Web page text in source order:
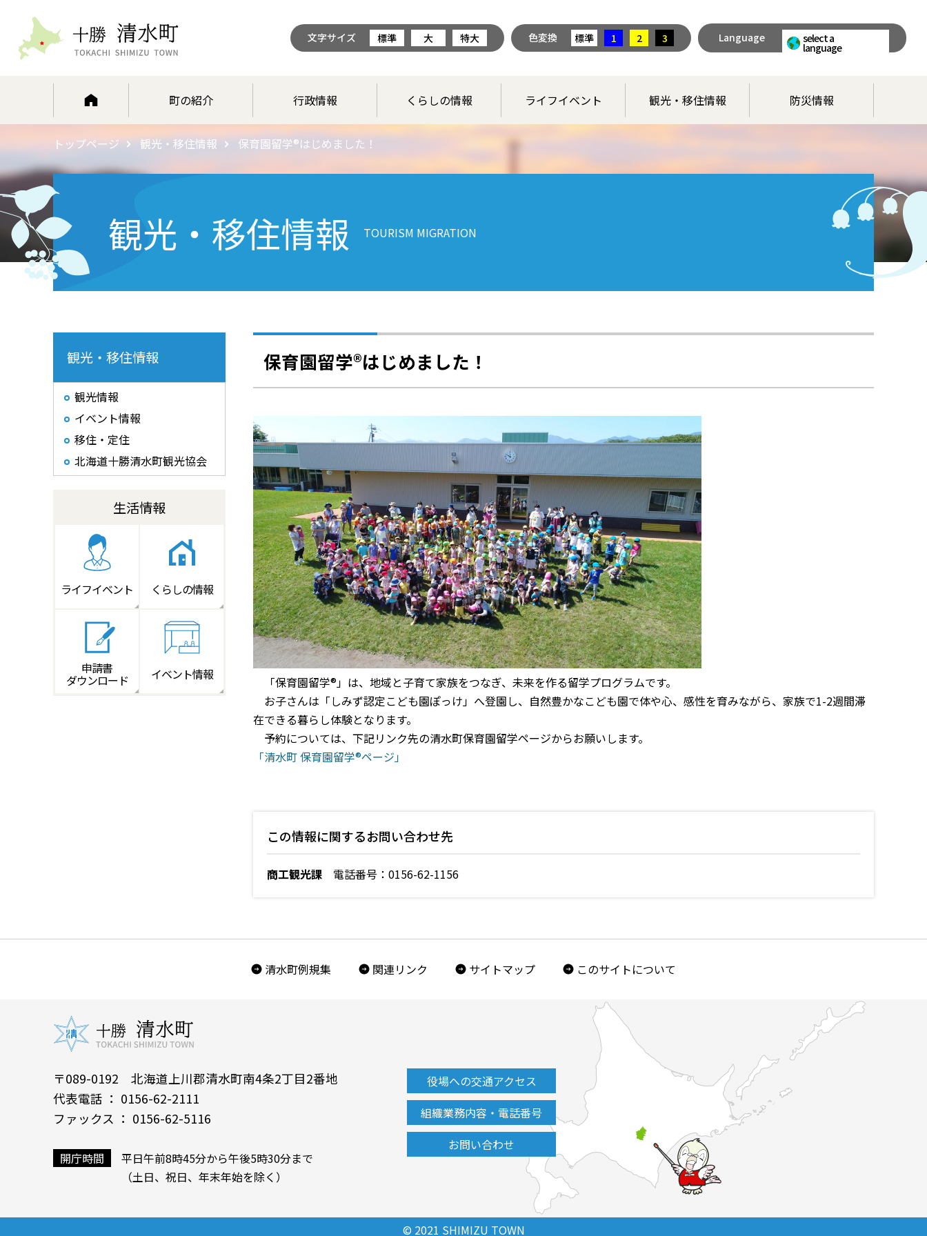
文字サイズ 標準 大 特大 色変換 標準 1 2 3 Language select a
language
町の紹介 行政情報 くらしの情報 ライフイベント 観光・移住情報 防災情報
トップページ 観光・移住情報 保育園留学®はじめました！
観光・移住情報 TOURISM MIGRATION
観光・移住情報
観光情報
イベント情報
移住・定住
北海道十勝清水町観光協会
生活情報
ライフイベント くらしの情報
申請書
ダウンロード イベント情報
保育園留学®はじめました！
「保育園留学®️」は、 地域と子育て家族をつなぎ、未来を作る留学プログラムです。
お子さんは「しみず認定こども園ぽっけ」へ登園し、自然豊かなこども園で体や心、感性を育みながら、家族で1-2週間滞
在できる暮らし体験となります。
予約については、下記リンク先の清水町保育園留学ページからお願いします。
「清水町 保育園留学®ページ」
この情報に関するお問い合わせ先
商工観光課 電話番号：0156-62-1156
清水町例規集 関連リンク サイトマップ このサイトについて
〒089-0192 北海道上川郡清水町南4条2丁目2番地
代表電話 ： 0156-62-2111
ファックス ： 0156-62-5116
開庁時間
平日午前8時45分から午後5時30分まで
（土日、祝日、年末年始を除く）
役場への交通アクセス
組織業務内容・電話番号
お問い合わせ
© 2021 SHIMIZU TOWN